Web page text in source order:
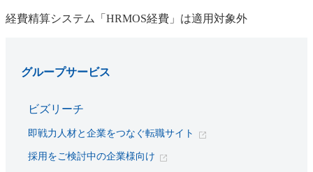
経費精算システム「HRMOS経費」は適用対象外
グループサービス
ビズリーチ
即戦力人材と企業をつなぐ転職サイト
採用をご検討中の企業様向け